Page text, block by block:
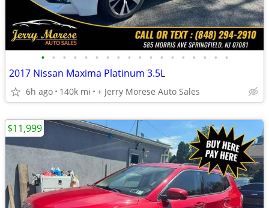
• • • • • • • • • • • • • • • • • •
2017 Nissan Maxima Platinum 3.5L
6h ago 140k mi + Jerry Morese Auto Sales
$11,999